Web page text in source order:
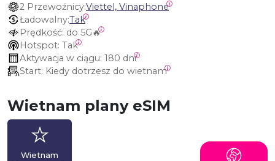
2 Przewoźnicy:Viettel, Vinaphone
Ładowalny:Tak
Prędkość: do 5G🔥
Hotspot: Tak
Aktywacja w ciągu: 180 dni
Start: Kiedy dotrzesz do wietnam
Wietnam plany eSIM
Wietnam